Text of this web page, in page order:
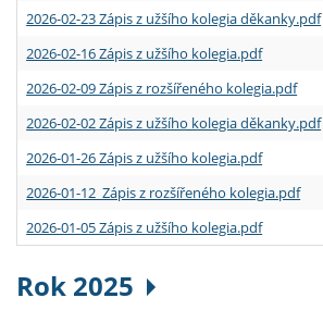
2026-02-23 Zápis z užšího kolegia děkanky.pdf
2026-02-16 Zápis z užšího kolegia.pdf
2026-02-09 Zápis z rozšířeného kolegia.pdf
2026-02-02 Zápis z užšího kolegia děkanky.pdf
2026-01-26 Zápis z užšího kolegia.pdf
2026-01-12 Zápis z rozšířeného kolegia.pdf
2026-01-05 Zápis z užšího kolegia.pdf
Rok 2025